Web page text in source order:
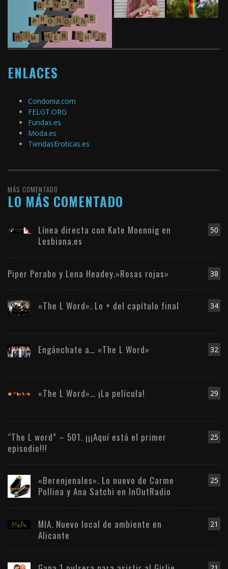
ENLACES
Condonia.com
FELGT.ORG
Fundas.es
Moda.es
TiendasEroticas.es
MÁS COMENTADO
LO MÁS COMENTADO
50
Línea directa con Kate Moennig en
Lesbiana.es
38
Piper Perabo y Lena Headey.»Rosas rojas»
34
«The L Word». Lo + del capítulo final
32
Engánchate a… «The L Word»
29
«The L Word»… ¡La película!
25
“The L word” – 501. ¡¡¡Aquí está el primer
episodio!!!
25
«Berenjenales». Lo nuevo de Carme
Pollina y Ana Satchi en InOutRadio
21
MIA. Nuevo local de ambiente en
Alicante